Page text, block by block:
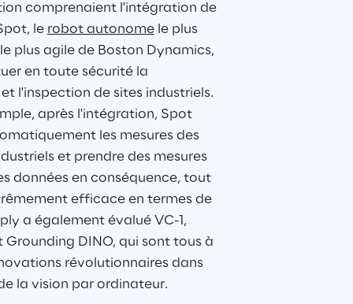
comprenaient l'intégration de
le robot autonome le plus
plus agile de Boston Dynamics,
en toute sécurité la
l'inspection de sites industriels.
après l'intégration, Spot
les mesures des
et prendre des mesures
données en conséquence, tout
efficace en termes de
a également évalué VC-1,
Grounding DINO, qui sont tous à
révolutionnaires dans
la vision par ordinateur.